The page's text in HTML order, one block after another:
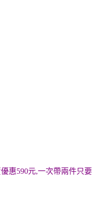
惠590元,一次帶兩件只要